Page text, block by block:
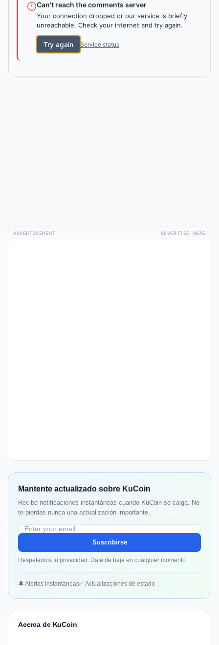
Can't reach the comments server
Your connection dropped or our service is briefly
unreachable. Check your internet and try again.
Try again Service status
ADVERTISEMENT ADVERTISE HERE
Mantente actualizado sobre KuCoin
Recibe notificaciones instantáneas cuando KuCoin se caiga. No
te pierdas nunca una actualización importante.
Suscribirse
Respetamos tu privacidad. Date de baja en cualquier momento.
🔔 Alertas instantáneas✅ Actualizaciones de estado
Acerca de KuCoin